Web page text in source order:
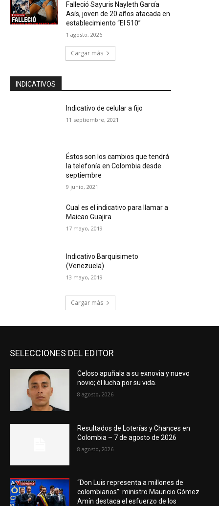
Falleció Sayuris Nayleth García
Asís, joven de 20 años atacada en
establecimiento “El 510”
1 agosto, 2026
Cargar más
INDICATIVOS
Indicativo de celular a fijo
11 septiembre, 2021
Éstos son los cambios que tendrá
la telefonía en Colombia desde
septiembre
9 junio, 2021
Cual es el indicativo para llamar a
Maicao Guajira
17 mayo, 2019
Indicativo Barquisimeto
(Venezuela)
13 mayo, 2019
Cargar más
SELECCIONES DEL EDITOR
Celoso apuñala a su exnovia y nuevo
novio; él lucha por su vida.
8 agosto, 2026
Resultados de Loterías y Chances en
Colombia – 7 de agosto de 2026
8 agosto, 2026
“Don Luis representa a millones de
colombianos”: ministro Mauricio Gómez
Amín destaca el esfuerzo de los